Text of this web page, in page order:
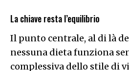
La chiave resta l’equilibrio
Il punto centrale, al di là
nessuna dieta funziona
complessiva dello stile di